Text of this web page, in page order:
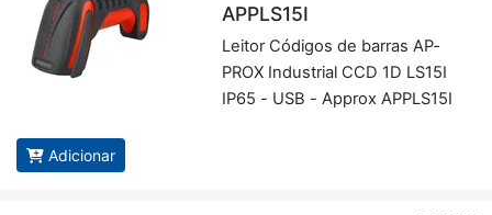
APPLS15I
Leitor Có­digos de barras AP­
PROX In­dus­trial CCD 1D LS15I
IP65 - USB - Ap­prox AP­PLS15I
Adicionar